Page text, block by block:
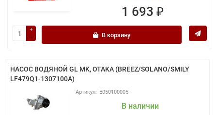
1 693 ₽
В корзину
НАСОС ВОДЯНОЙ GL MK, OTAKA (BREEZ/SOLANO/SMILY
LF479Q1-1307100A)
E050100005
В наличии